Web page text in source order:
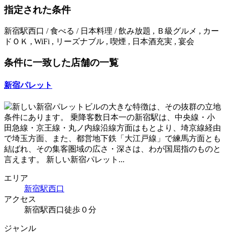
指定された条件
新宿駅西口 / 食べる / 日本料理 / 飲み放題 , Ｂ級グルメ , カー
ドＯＫ , WiFi , リーズナブル , 喫煙 , 日本酒充実 , 宴会
条件に一致した店舗の一覧
新宿パレット
新しい新宿パレットビルの大きな特徴は、その抜群の立地
条件にあります。 乗降客数日本一の新宿駅は、中央線・小
田急線・京王線・丸ノ内線沿線方面はもとより、埼京線経由
で埼玉方面、また、都営地下鉄「大江戸線」で練馬方面とも
結ばれ、その集客圏域の広さ・深さは、わが国屈指のものと
言えます。 新しい新宿パレット...
エリア
新宿駅西口
アクセス
新宿駅西口徒歩０分
ジャンル